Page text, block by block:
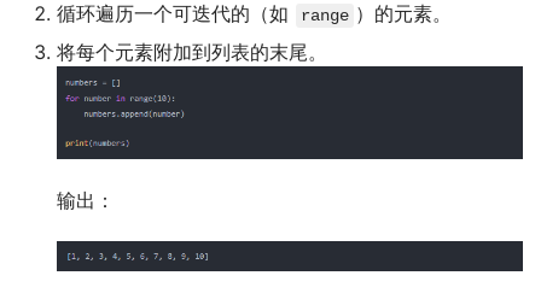
循环遍历一个可迭代的（如
range ）的元素。
将每个元素附加到列表的末尾。
输出：